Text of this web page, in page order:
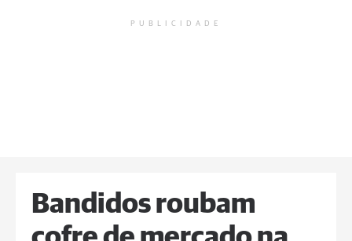
PUBLICIDADE
Bandidos roubam